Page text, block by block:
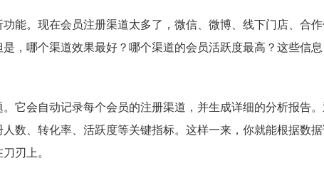
能。现在会员注册渠道太多了，微信、微博、线下门店、合作
，哪个渠道效果最好？哪个渠道的会员活跃度最高？这些信
它会自动记录每个会员的注册渠道，并生成详细的分析报告
数、转化率、活跃度等关键指标。这样一来，你就能根据数
刃上。